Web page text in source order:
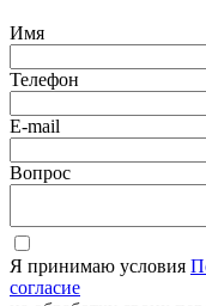
Имя
Телефон
E-mail
Вопрос
Я принимаю условия
согласие